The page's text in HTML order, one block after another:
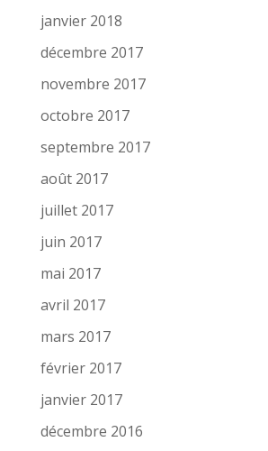
janvier 2018
décembre 2017
novembre 2017
octobre 2017
septembre 2017
août 2017
juillet 2017
juin 2017
mai 2017
avril 2017
mars 2017
février 2017
janvier 2017
décembre 2016